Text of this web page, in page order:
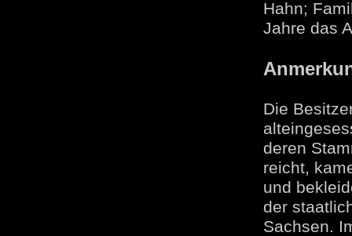
Hahn;
Jahre das
Die
deren
reicht,
und
der
Sachsen.